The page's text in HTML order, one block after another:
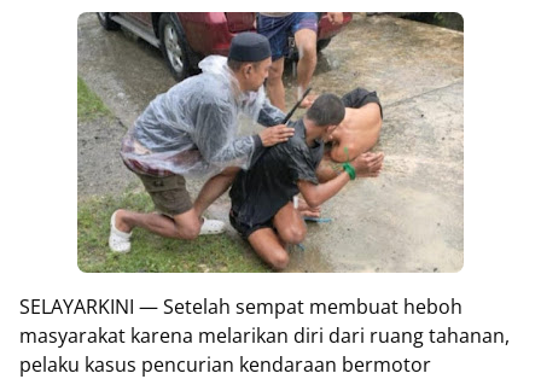
SELAYARKINI — Setelah sempat membuat heboh
masyarakat karena melarikan diri dari ruang tahanan,
pelaku kasus pencurian kendaraan bermotor